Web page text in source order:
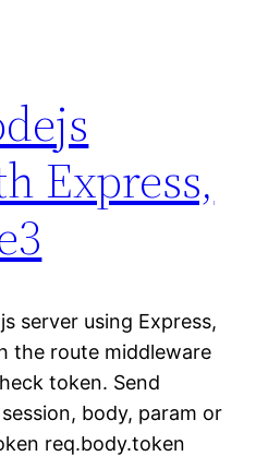
Express,
server using Express,
the route middleware
token. Send
body, param or
req.body.token